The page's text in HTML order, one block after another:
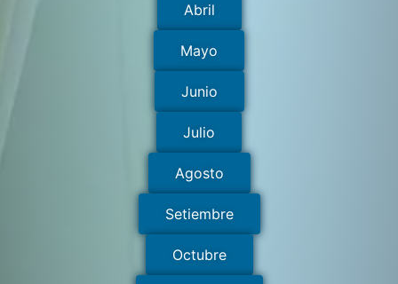
Abril
Mayo
Junio
Julio
Agosto
Setiembre
Octubre